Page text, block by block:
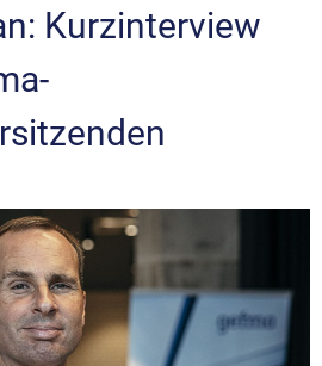
Kurzinterview